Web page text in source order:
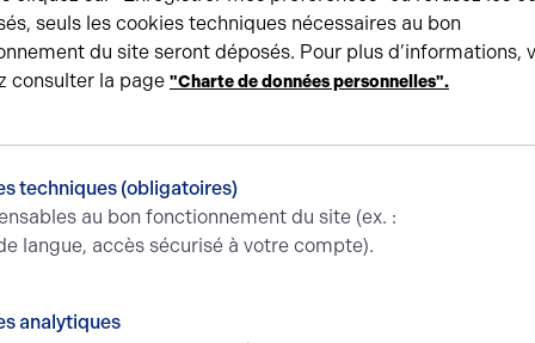
importante dans le développement de Chaussor, qui
les conditions de service pour ses clients.
et lui souhaitons une excellente installation dans
seuls les cookies techniques nécessaires au bon
du site seront déposés. Pour plus d’informations,
consulter la page "Charte de données personnelles".
techniques (obligatoires)
au bon fonctionnement du site (ex. :
langue, accès sécurisé à votre compte).
analytiques